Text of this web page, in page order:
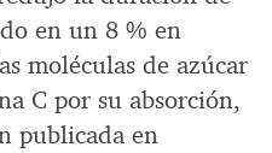
en un 8 % en
moléculas de azúcar
C por su absorción,
publicada en